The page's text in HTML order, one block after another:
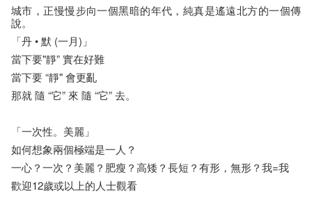
城市，正慢慢步向一個黑暗的年代，純真是遙遠北方的一個傳
說。
「丹 • 默 (一月)」
當下要"靜” 實在好難
當下要 “靜" 會更亂
那就 隨 “它” 來 隨 “它” 去。
「一次性。美麗」
如何想象兩個極端是一人？
一心？一次？美麗？肥瘦？高矮？長短？有形，無形？我=我
歡迎12歲或以上的人士觀看